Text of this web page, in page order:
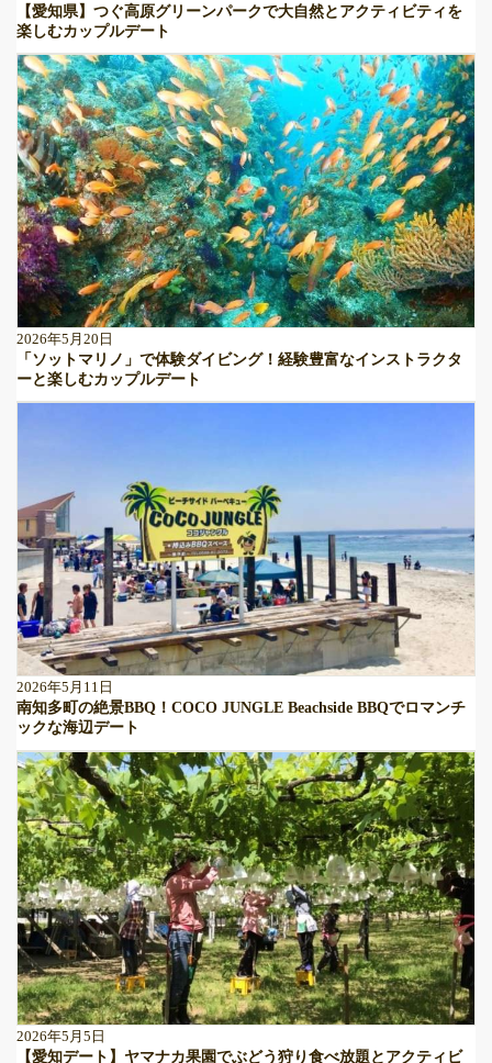
【愛知県】つぐ高原グリーンパークで大自然とアクティビティを
楽しむカップルデート
2026年5月20日
「ソットマリノ」で体験ダイビング！経験豊富なインストラクタ
ーと楽しむカップルデート
2026年5月11日
南知多町の絶景BBQ！COCO JUNGLE Beachside BBQでロマンチ
ックな海辺デート
2026年5月5日
【愛知デート】ヤマナカ果園でぶどう狩り食べ放題とアクティビ